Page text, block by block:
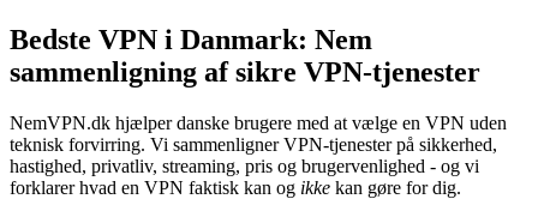
Bedste VPN i Danmark: Nem
sammenligning af sikre VPN-tjenester
NemVPN.dk hjælper danske brugere med at vælge en VPN uden
teknisk forvirring. Vi sammenligner VPN-tjenester på sikkerhed,
hastighed, privatliv, streaming, pris og brugervenlighed - og vi
forklarer hvad en VPN faktisk kan og ikke kan gøre for dig.